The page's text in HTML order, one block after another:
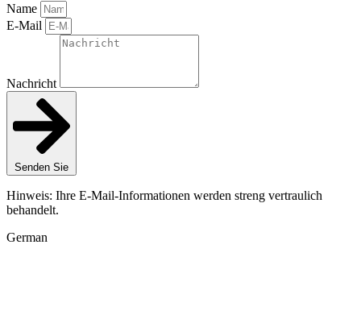
Name
E-Mail
Nachricht
Senden Sie
Hinweis: Ihre E-Mail-Informationen werden streng vertraulich
behandelt.
German